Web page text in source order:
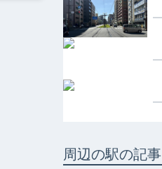
周辺の駅の記事